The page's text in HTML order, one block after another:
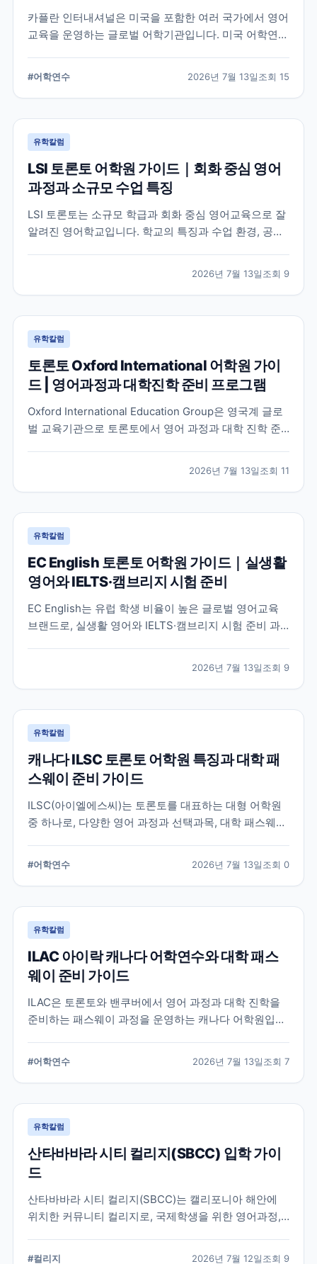
카플란 인터내셔널은 미국을 포함한 여러 국가에서 영어
교육을 운영하는 글로벌 어학기관입니다. 미국 어학연수
#어학연수 2026년 7월 13일조회 15
유학칼럼
LSI 토론토 어학원 가이드｜회화 중심 영어
과정과 소규모 수업 특징
LSI 토론토는 소규모 학급과 회화 중심 영어교육으로 잘
알려진 영어학교입니다. 학교의 특징과 수업 환경, 공식
2026년 7월 13일조회 9
유학칼럼
토론토 Oxford International 어학원 가이
드 | 영어과정과 대학진학 준비 프로그램
Oxford International Education Group은 영국계 글로
벌 교육기관으로 토론토에서 영어 과정과 대학 진학 준
2026년 7월 13일조회 11
유학칼럼
EC English 토론토 어학원 가이드｜실생활
영어와 IELTS·캠브리지 시험 준비
EC English는 유럽 학생 비율이 높은 글로벌 영어교육
브랜드로, 실생활 영어와 IELTS·캠브리지 시험 준비 과
2026년 7월 13일조회 9
유학칼럼
캐나다 ILSC 토론토 어학원 특징과 대학 패
스웨이 준비 가이드
ILSC(아이엘에스씨)는 토론토를 대표하는 대형 어학원
중 하나로, 다양한 영어 과정과 선택과목, 대학 패스웨이
해야 할 주요 특징과 준비 사항을 정리했습니다.
#어학연수 2026년 7월 13일조회 0
유학칼럼
ILAC 아이락 캐나다 어학연수와 대학 패스
웨이 준비 가이드
ILAC은 토론토와 밴쿠버에서 영어 과정과 대학 진학을
준비하는 패스웨이 과정을 운영하는 캐나다 어학원입니
다.
#어학연수 2026년 7월 13일조회 7
유학칼럼
산타바바라 시티 컬리지(SBCC) 입학 가이
드
산타바바라 시티 컬리지(SBCC)는 캘리포니아 해안에
위치한 커뮤니티 컬리지로, 국제학생을 위한 영어과정,
#컬리지 2026년 7월 12일조회 9